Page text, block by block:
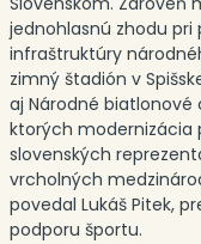
jednohlasnú zhodu
infraštruktúry
zimný štadión v
aj Národné biatlonové
ktorých modernizácia
slovenských
vrcholných
povedal Lukáš Pitek,
podporu športu.